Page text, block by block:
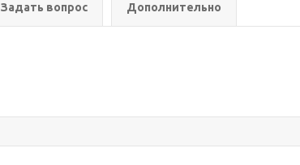
Задать вопрос Дополнительно